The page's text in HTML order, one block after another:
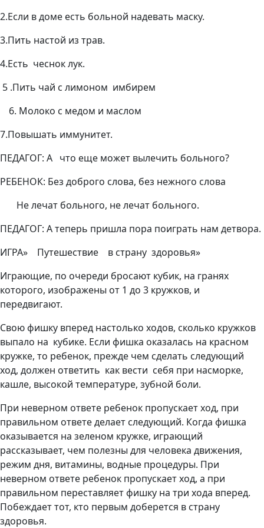
2.Если в доме есть больной надевать маску.
3.Пить настой из трав.
4.Есть чеснок лук.
5 .Пить чай с лимоном имбирем
Молоко с медом и маслом
7.Повышать иммунитет.
ПЕДАГОГ: А что еще может вылечить больного?
РЕБЕНОК: Без доброго слова, без нежного слова
Не лечат больного, не лечат больного.
ПЕДАГОГ: А теперь пришла пора поиграть нам детвора.
ИГРА» Путешествие в страну здоровья»
Играющие, по очереди бросают кубик, на гранях
которого, изображены от 1 до 3 кружков, и
передвигают.
Свою фишку вперед настолько ходов, сколько кружков
выпало на кубике. Если фишка оказалась на красном
кружке, то ребенок, прежде чем сделать следующий
ход, должен ответить как вести себя при насморке,
кашле, высокой температуре, зубной боли.
При неверном ответе ребенок пропускает ход, при
правильном ответе делает следующий. Когда фишка
оказывается на зеленом кружке, играющий
рассказывает, чем полезны для человека движения,
режим дня, витамины, водные процедуры. При
неверном ответе ребенок пропускает ход, а при
правильном переставляет фишку на три хода вперед.
Побеждает тот, кто первым доберется в страну
здоровья.